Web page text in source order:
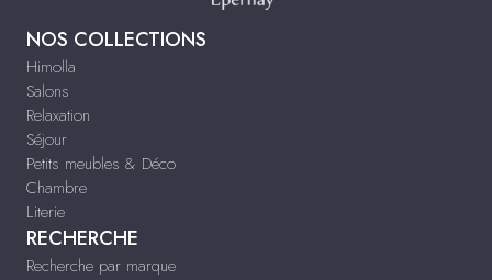
NOS COLLECTIONS
Himolla
Salons
Relaxation
Séjour
Petits meubles & Déco
Chambre
Literie
RECHERCHE
Recherche par marque